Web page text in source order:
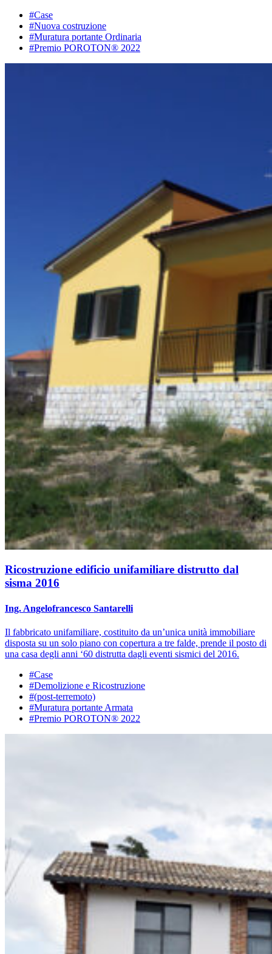
#Case
#Nuova costruzione
#Muratura portante Ordinaria
#Premio POROTON® 2022
Ricostruzione edificio unifamiliare distrutto dal
sisma 2016
Ing. Angelofrancesco Santarelli
Il fabbricato unifamiliare, costituito da un’unica unità immobiliare
disposta su un solo piano con copertura a tre falde, prende il posto di
una casa degli anni ‘60 distrutta dagli eventi sismici del 2016.
#Case
#Demolizione e Ricostruzione
#(post-terremoto)
#Muratura portante Armata
#Premio POROTON® 2022